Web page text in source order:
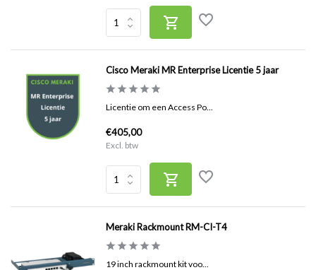
Cisco Meraki MR Enterprise Licentie 5 jaar
Licentie om een Access Po...
€405,00
Excl. btw
Meraki Rackmount RM-CI-T4
19 inch rackmount kit voo...